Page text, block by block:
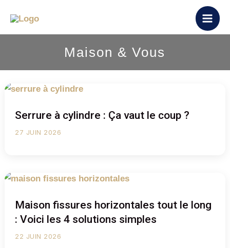
contenu
Maison & Vous
Serrure à cylindre : Ça vaut le coup ?
27 JUIN 2026
Maison fissures horizontales tout le long
: Voici les 4 solutions simples
22 JUIN 2026